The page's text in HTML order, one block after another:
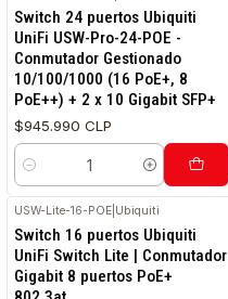
Switch 24 puertos Ubiquiti
UniFi USW-Pro-24-POE -
Conmutador Gestionado
10/100/1000 (16 PoE+, 8
PoE++) + 2 x 10 Gigabit SFP+
$945.990 CLP
Cantidad
USW-Lite-16-POE Ubiquiti
Switch 16 puertos Ubiquiti
UniFi Switch Lite | Conmutador
Gigabit 8 puertos PoE+